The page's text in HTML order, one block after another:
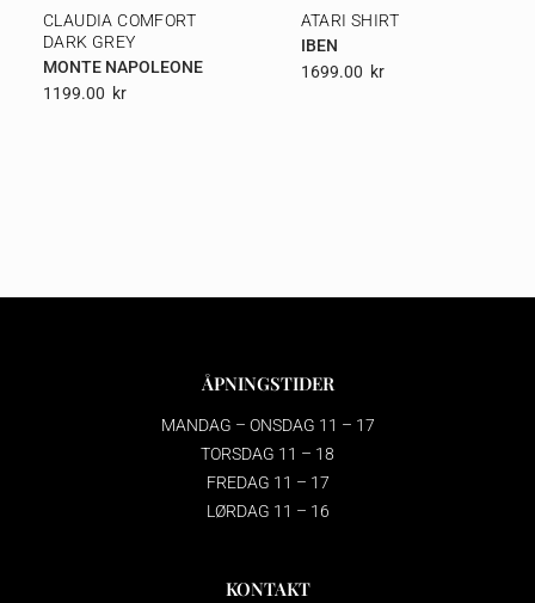
CLAUDIA COMFORT
DARK GREY
MONTE NAPOLEONE
1199.00 Kr
ATARI SHIRT
IBEN
1699.00 Kr
ÅPNINGSTIDER
MANDAG – ONSDAG 11 – 17
TORSDAG 11 – 18
FREDAG 11 – 17
LØRDAG 11 – 16
KONTAKT